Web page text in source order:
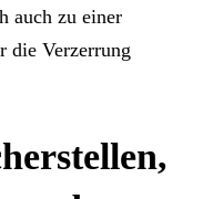
auch zu einer
die Verzerrung